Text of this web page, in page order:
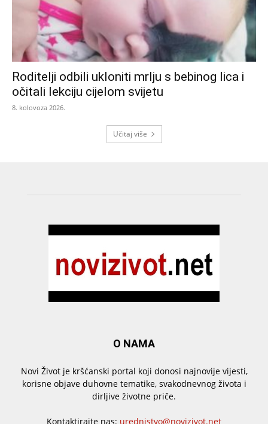
Roditelji odbili ukloniti mrlju s bebinog lica i
očitali lekciju cijelom svijetu
8. kolovoza 2026.
Učitaj više
O NAMA
Novi Život je kršćanski portal koji donosi najnovije vijesti,
korisne objave duhovne tematike, svakodnevnog života i
dirljive životne priče.
Kontaktirajte nas: urednistvo@novizivot.net